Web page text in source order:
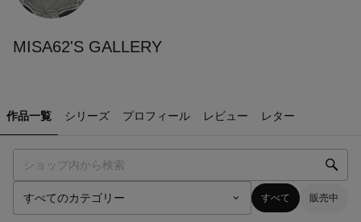
MISA62'S GALLERY
作品一覧 シリーズ プロフィール レビュー レター
すべて 販売中